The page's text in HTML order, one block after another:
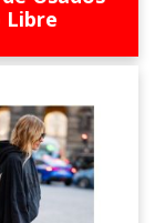
Libre